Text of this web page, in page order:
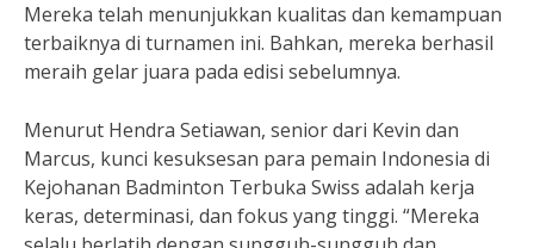
Mereka telah menunjukkan kualitas dan kemampuan
terbaiknya di turnamen ini. Bahkan, mereka berhasil
meraih gelar juara pada edisi sebelumnya.
Menurut Hendra Setiawan, senior dari Kevin dan
Marcus, kunci kesuksesan para pemain Indonesia di
Kejohanan Badminton Terbuka Swiss adalah kerja
keras, determinasi, dan fokus yang tinggi. “Mereka